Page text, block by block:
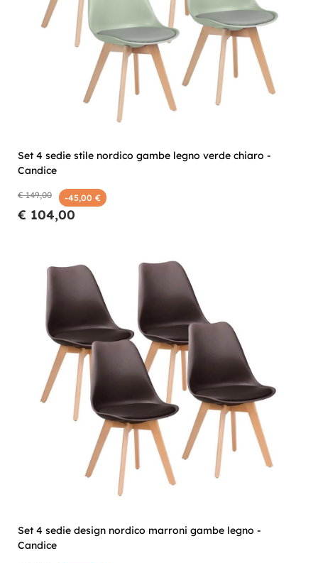
Set 4 sedie stile nordico gambe legno verde chiaro -
Candice
€ 149,00 -45,00 €
€ 104,00
Set 4 sedie design nordico marroni gambe legno -
Candice